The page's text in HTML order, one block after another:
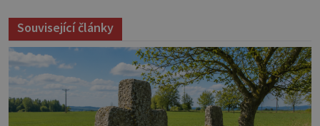
Související články